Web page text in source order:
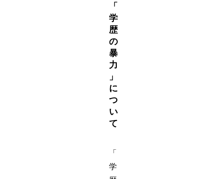
「
学
歴
の
暴
力
」
に
つ
い
て
「
学